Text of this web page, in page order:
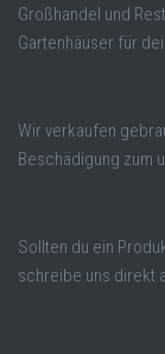
Großhandel und
Gartenhäuser für
Wir verkaufen
Beschädigung zum
Sollten du ein
schreibe uns direkt